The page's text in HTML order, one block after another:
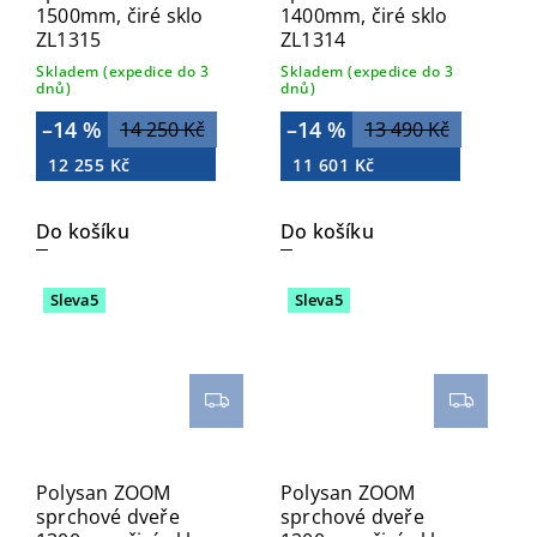
1500mm, čiré sklo
ZL1315
Skladem (expedice do 3
dnů)
14 250 Kč
–14 %
12 255 Kč
Do košíku
1400mm, čiré sklo
ZL1314
Skladem (expedice do 3
dnů)
13 490 Kč
–14 %
11 601 Kč
Do košíku
Sleva5
Polysan ZOOM
sprchové dveře
Sleva5
Polysan ZOOM
sprchové dveře